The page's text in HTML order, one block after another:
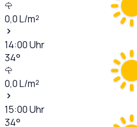
0,0L/m²
14:00Uhr
34°
0,0L/m²
15:00Uhr
34°